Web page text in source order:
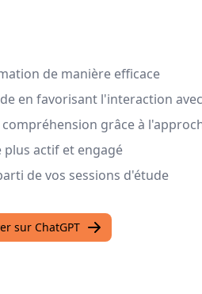
de manière efficace
en favorisant l'interaction
grâce à
actif et engagé
de vos sessions d'étude
sur ChatGPT